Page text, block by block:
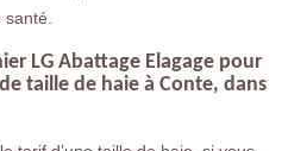
LG Abattage Elagage pour
taille de haie à Conte, dans